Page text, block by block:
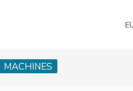
MACHINES